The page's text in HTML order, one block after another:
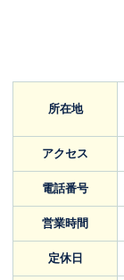
所在地
アクセス
電話番号
営業時間
定休日